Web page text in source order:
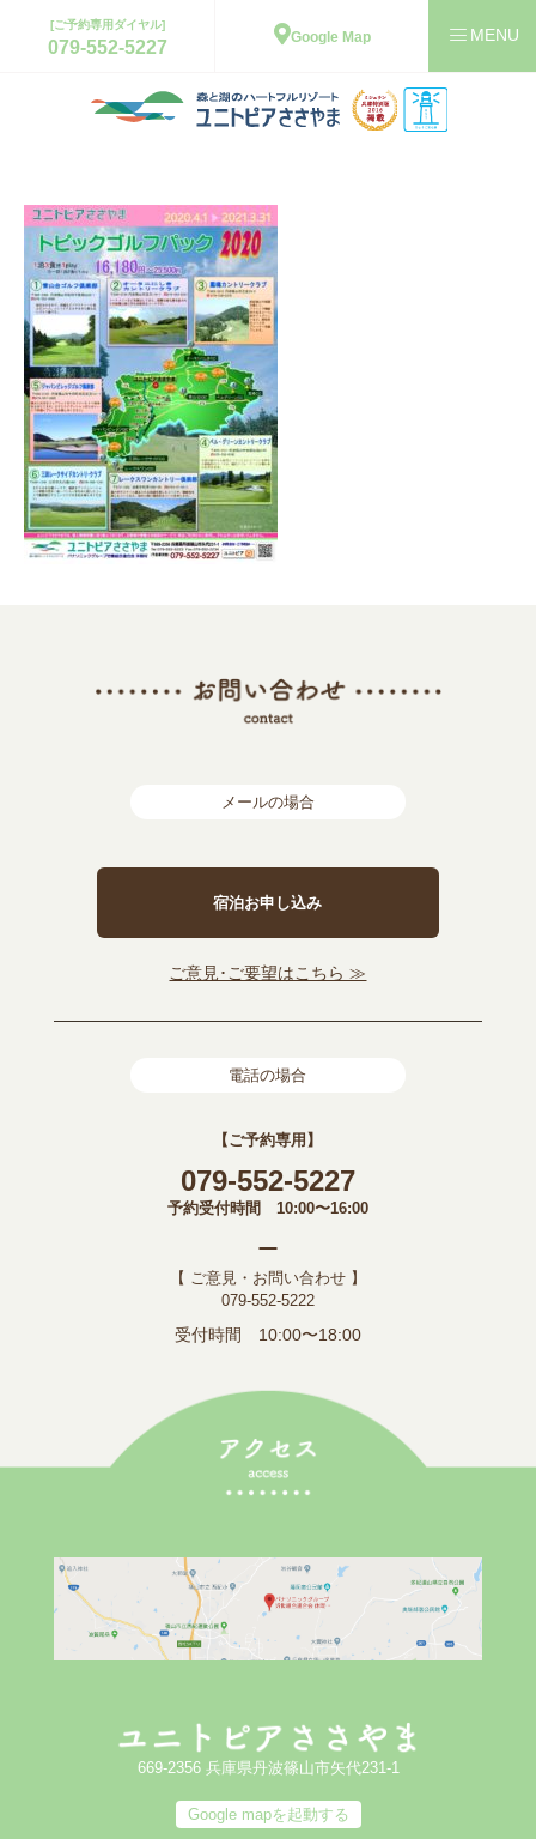
[ご予約専用ダイヤル]
079-552-5227 Google Map
メールの場合
宿泊お申し込み
ご意見･ご要望はこちら ≫
電話の場合
【ご予約専用】
079-552-5227
予約受付時間 10:00〜16:00
【 ご意見・お問い合わせ 】
079-552-5222
受付時間 10:00〜18:00
669-2356 兵庫県丹波篠山市矢代231-1
Google mapを起動する